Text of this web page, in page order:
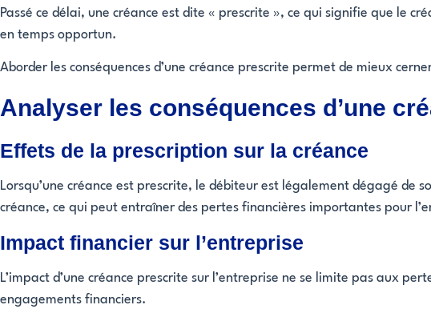
Passé ce délai, une créance est dite « prescrite », ce qui signifie que le
en temps opportun.
Aborder les conséquences d’une créance prescrite permet de mieux
Analyser les conséquences d’une
Effets de la prescription sur la créance
Lorsqu’une créance est prescrite, le débiteur est légalement dégagé
créance, ce qui peut entraîner des pertes financières importantes pour
Impact financier sur l’entreprise
L’impact d’une créance prescrite sur l’entreprise ne se limite pas aux
engagements financiers.